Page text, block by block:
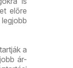
előre
a
ár-